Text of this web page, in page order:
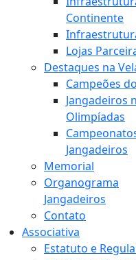
Continente
Lojas
Destaques na
Campeões
Jangadeiros
Olimpíadas
Jangadeiros
Memorial
Organograma
Jangadeiros
Contato
Associativa
Estatuto e